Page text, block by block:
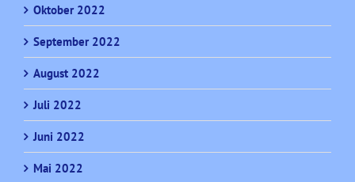
Oktober 2022
September 2022
August 2022
Juli 2022
Juni 2022
Mai 2022